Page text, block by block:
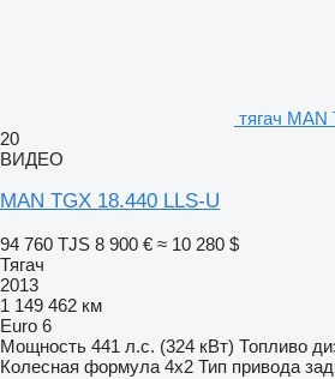
тягач
20
ВИДЕО
MAN TGX 18.440 LLS-U
94 760 TJS 8 900 € ≈ 10 280 $
Тягач
2013
1 149 462 км
Euro 6
Мощность 441 л.с. (324 кВт) Топливо
Колесная формула 4x2 Тип привода